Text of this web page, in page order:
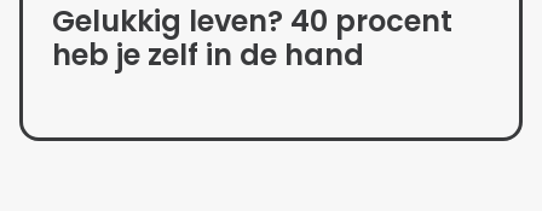
Gelukkig leven? 40 procent
heb je zelf in de hand